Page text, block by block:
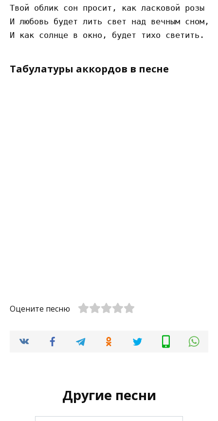
Твой облик сон просит, как ласковой розы
И любовь будет лить свет над вечным сном,
Табулатуры аккордов в песне
Оцените песню
Другие песни